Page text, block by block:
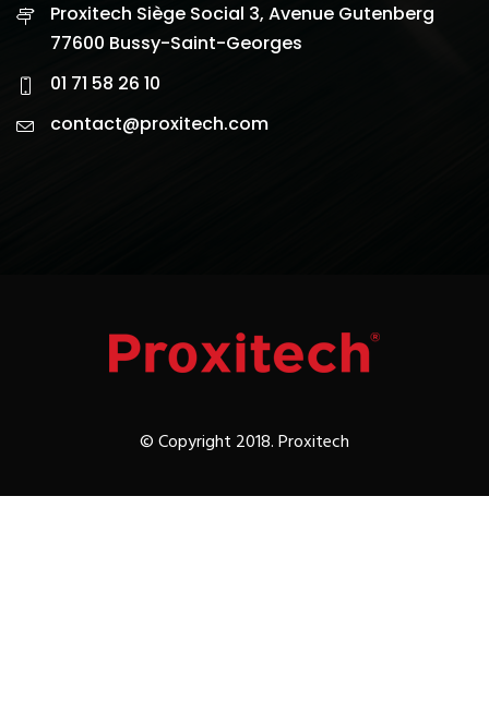
Proxitech Siège Social 3, Avenue Gutenberg
77600 Bussy-Saint-Georges
01 71 58 26 10
contact@proxitech.com
© Copyright 2018. Proxitech